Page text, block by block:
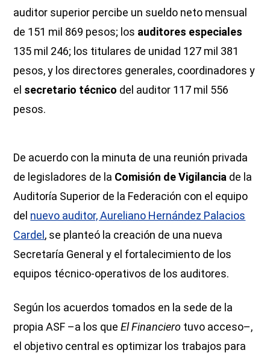
auditor superior percibe un sueldo neto mensual
de 151 mil 869 pesos; los auditores especiales
135 mil 246; los titulares de unidad 127 mil 381
pesos, y los directores generales, coordinadores y
el secretario técnico del auditor 117 mil 556
pesos.
De acuerdo con la minuta de una reunión privada
de legisladores de la Comisión de Vigilancia de la
Auditoría Superior de la Federación con el equipo
del nuevo auditor, Aureliano Hernández Palacios
Cardel, se planteó la creación de una nueva
Secretaría General y el fortalecimiento de los
equipos técnico-operativos de los auditores.
Según los acuerdos tomados en la sede de la
propia ASF –a los queEl Financiero tuvo acceso–,
el objetivo central es optimizar los trabajos para